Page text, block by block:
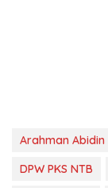
Arahman Abidin
DPW PKS NTB